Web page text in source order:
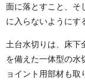
面に落とすこと、そ
に入らないようにす
土台水切りは、床下
を備えた一体型の水
ョイント用部材も